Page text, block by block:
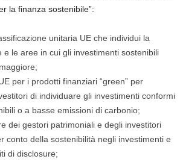
la finanza sostenibile”:
unitaria UE che individui la
e le aree in cui gli investimenti sostenibili
per i prodotti finanziari “green” per
di individuare gli investimenti conformi
o a basse emissioni di carbonio;
dei gestori patrimoniali e degli investitori
conto della sostenibilità negli investimenti e
di disclosure;